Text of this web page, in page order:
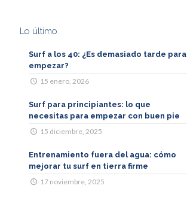
Lo último
Surf a los 40: ¿Es demasiado tarde para
empezar?
15 enero, 2026
Surf para principiantes: lo que
necesitas para empezar con buen pie
15 diciembre, 2025
Entrenamiento fuera del agua: cómo
mejorar tu surf en tierra firme
17 noviembre, 2025